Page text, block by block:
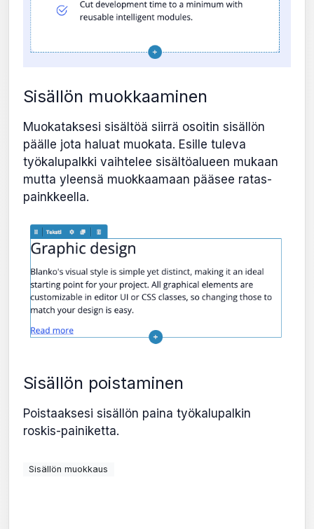
Sisällön muokkaaminen
Muokataksesi sisältöä siirrä osoitin sisällön
päälle jota haluat muokata. Esille tuleva
työkalupalkki vaihtelee sisältöalueen mukaan
mutta yleensä muokkaamaan pääsee ratas-
painkkeella.
Sisällön poistaminen
Poistaaksesi sisällön paina työkalupalkin
roskis-painiketta.
Sisällön muokkaus